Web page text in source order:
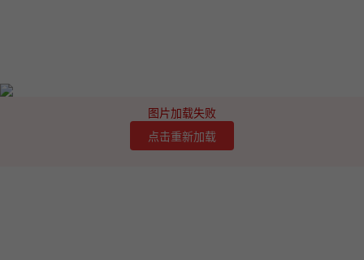
图片加载失败
点击重新加载